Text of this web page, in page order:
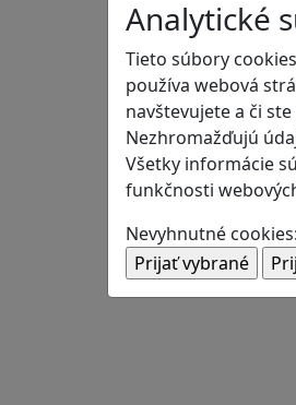
Analytické
Tieto súbory
používa webová
navštevujete a či
Nezhromažďujú
Všetky informácie
funkčnosti
Nevyhnutné cookies: